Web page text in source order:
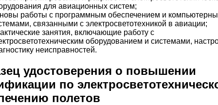
для авиационных систем;
работы с программным обеспечением и
связанными с электросветотехникой в авиации;
занятия, включающие работу с
оборудованием и системами,
неисправностей.
удостоверения о повышении
по
полетов